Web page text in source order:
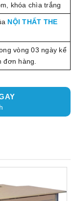
khóa chìa trắng
NỘI THẤT THE
vòng 03 ngày kể
đơn hàng.